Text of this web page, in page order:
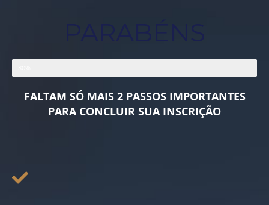
FALTAM SÓ MAIS 2 PASSOS IMPORTANTES
PARA CONCLUIR SUA INSCRIÇÃO